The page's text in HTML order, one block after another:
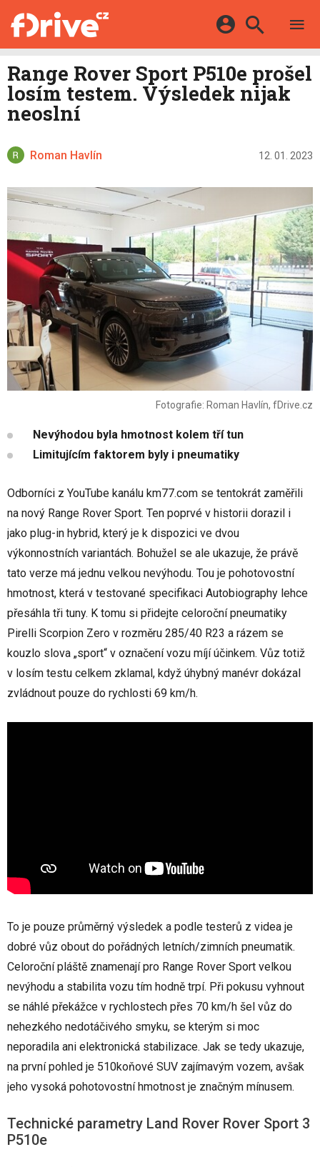
KATALOG
MAPA STANIC
DALŠÍ
HYBRIDY
E-MOTORSPORT
OSTATNÍ
Facebook Google
Range Rover Sport P510e prošel
losím testem. Výsledek nijak
neoslní
Roman Havlín 12. 01. 2023
Fotografie: Roman Havlín, fDrive.cz
Nevýhodou byla hmotnost kolem tří tun
Limitujícím faktorem byly i pneumatiky
Odborníci z YouTube kanálu km77.com se tentokrát zaměřili
na nový Range Rover Sport. Ten poprvé v historii dorazil i
jako plug-in hybrid, který je k dispozici ve dvou
výkonnostních variantách. Bohužel se ale ukazuje, že právě
tato verze má jednu velkou nevýhodu. Tou je pohotovostní
hmotnost, která v testované specifikaci Autobiography lehce
přesáhla tři tuny. K tomu si přidejte celoroční pneumatiky
Pirelli Scorpion Zero v rozměru 285/40 R23 a rázem se
kouzlo slova „sport“ v označení vozu míjí účinkem. Vůz totiž
v losím testu celkem zklamal, když úhybný manévr dokázal
zvládnout pouze do rychlosti 69 km/h.
To je pouze průměrný výsledek a podle testerů z videa je
dobré vůz obout do pořádných letních/zimních pneumatik.
Celoroční pláště znamenají pro Range Rover Sport velkou
nevýhodu a stabilita vozu tím hodně trpí. Při pokusu vyhnout
se náhlé překážce v rychlostech přes 70 km/h šel vůz do
nehezkého nedotáčivého smyku, se kterým si moc
neporadila ani elektronická stabilizace. Jak se tedy ukazuje,
na první pohled je 510koňové SUV zajímavým vozem, avšak
jeho vysoká pohotovostní hmotnost je značným mínusem.
Technické parametry Land Rover Rover Sport 3
P510e